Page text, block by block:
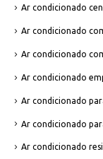
Ar condicionado
Ar condicionado
Ar condicionado
Ar condicionado
Ar condicionado
Ar condicionado
Ar condicionado